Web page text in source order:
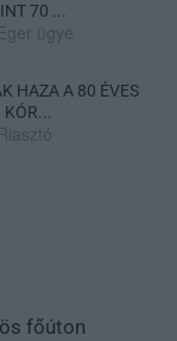
70 ...
Eger ügye
HAZA A 80 ÉVES
Riasztó
főúton